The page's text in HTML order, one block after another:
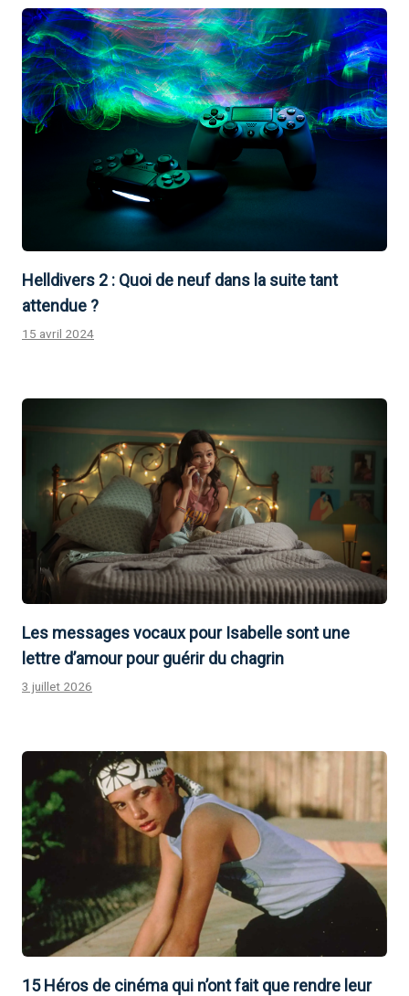
Helldivers 2 : Quoi de neuf dans la suite tant
attendue ?
15 avril 2024
Les messages vocaux pour Isabelle sont une
lettre d’amour pour guérir du chagrin
3 juillet 2026
15 Héros de cinéma qui n’ont fait que rendre leur